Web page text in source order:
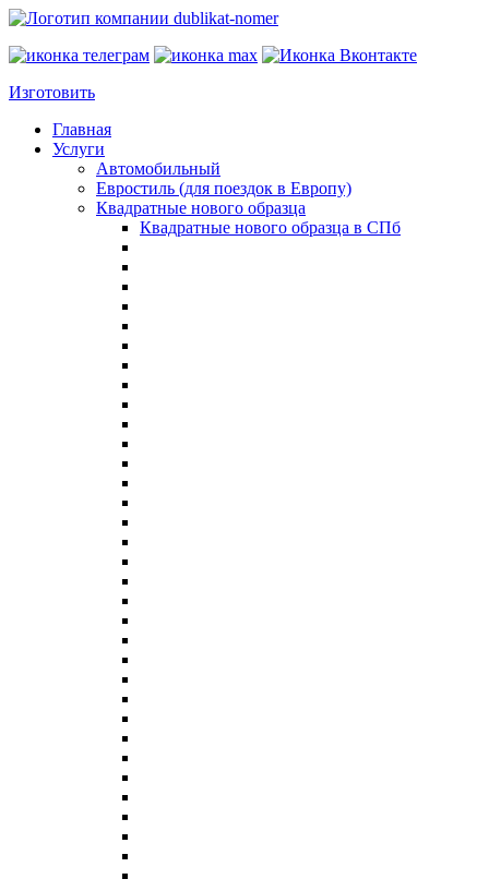
Изготовить
Главная
Услуги
Автомобильный
Евростиль (для поездок в Европу)
Квадратные нового образца
Квадратные нового образца в СПб